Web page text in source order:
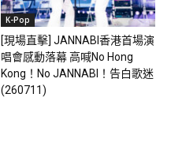
K-Pop
[現場直擊] JANNABI香港首場演
唱會感動落幕 高喊No Hong
Kong！No JANNABI！告白歌迷
(260711)